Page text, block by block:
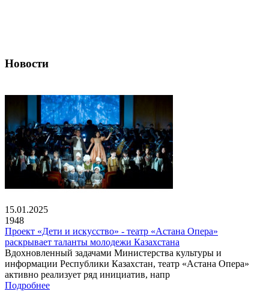
Новости
15.01.2025
1948
Проект «Дети и искусство» - театр «Астана Опера»
раскрывает таланты молодежи Казахстана
Вдохновленный задачами Министерства культуры и
информации Республики Казахстан, театр «Астана Опера»
активно реализует ряд инициатив, напр
Подробнее